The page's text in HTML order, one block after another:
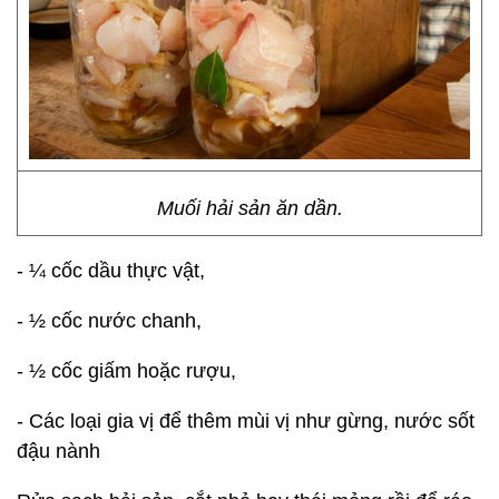
Muối hải sản ăn dần.
- ¼ cốc dầu thực vật,
- ½ cốc nước chanh,
- ½ cốc giấm hoặc rượu,
- Các loại gia vị để thêm mùi vị như gừng, nước sốt
đậu nành